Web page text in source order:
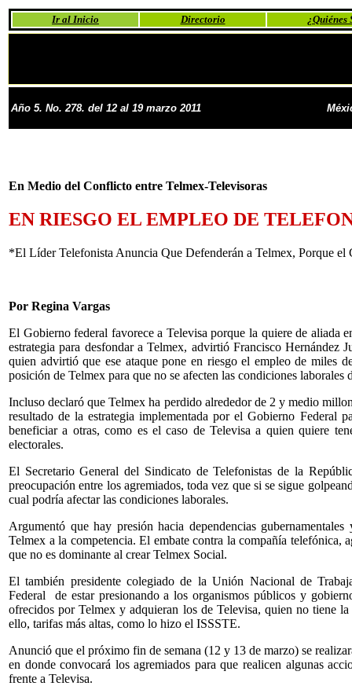
Ir al Inicio Directorio ¿Quiénes
Año 5. No. 278. del 12 al 19 marzo 2011
En Medio del Conflicto entre Telmex-Televisoras
EN RIESGO EL EMPLEO DE
*El Líder Telefonista Anuncia Que Defenderán a Telmex, Porque el
Por Regina Vargas
El Gobierno federal favorece a Televisa porque la quiere de aliada
estrategia para desfondar a Telmex, advirtió Francisco Hernández
quien advirtió que ese ataque pone en riesgo el empleo de miles
posición de Telmex para que no se afecten las condiciones laborales
Incluso declaró que Telmex ha perdido alrededor de 2 y medio
resultado de la estrategia implementada por el Gobierno Federal
beneficiar a otras, como es el caso de Televisa a quien quiere
electorales.
El Secretario General del Sindicato de Telefonistas de la
preocupación entre los agremiados, toda vez que si se sigue
cual podría afectar las condiciones laborales.
Argumentó que hay presión hacia dependencias
Telmex a la competencia. El embate contra la compañía telefónica,
que no es dominante al crear Telmex Social.
El también presidente colegiado de la Unión Nacional de
Federal de estar presionando a los organismos públicos y
ofrecidos por Telmex y adquieran los de Televisa, quien no tiene
ello, tarifas más altas, como lo hizo el ISSSTE.
Anunció que el próximo fin de semana (12 y 13 de marzo) se
en donde convocará los agremiados para que realicen algunas
frente a Televisa.